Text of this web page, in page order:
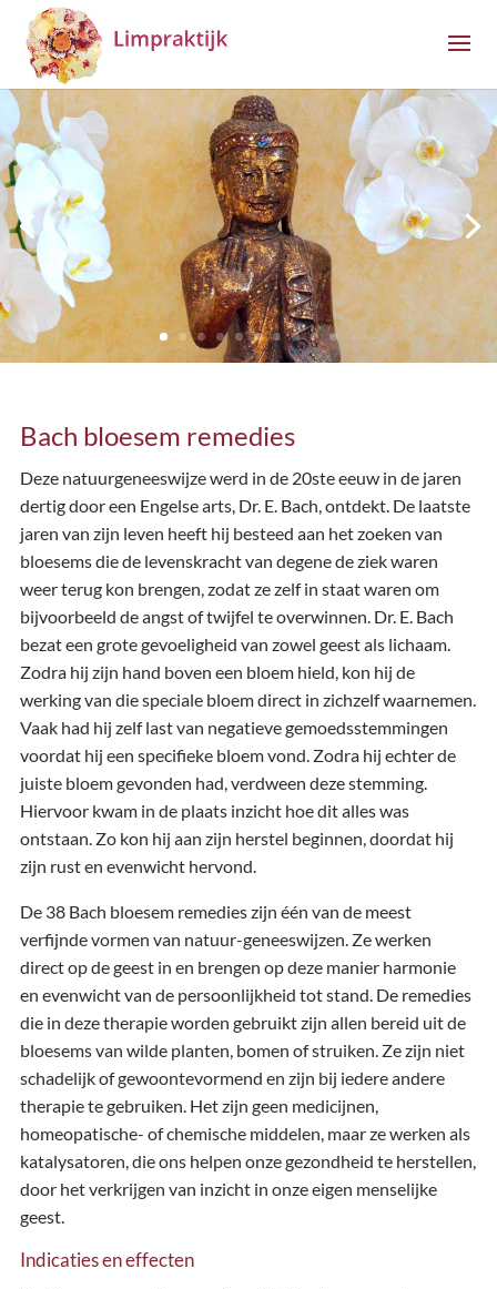
Bach bloesem remedies
Deze natuurgeneeswijze werd in de 20ste eeuw in de jaren
dertig door een Engelse arts, Dr. E. Bach, ontdekt. De laatste
jaren van zijn leven heeft hij besteed aan het zoeken van
bloesems die de levenskracht van degene de ziek waren
weer terug kon brengen, zodat ze zelf in staat waren om
bijvoorbeeld de angst of twijfel te overwinnen. Dr. E. Bach
bezat een grote gevoeligheid van zowel geest als lichaam.
Zodra hij zijn hand boven een bloem hield, kon hij de
werking van die speciale bloem direct in zichzelf waarnemen.
Vaak had hij zelf last van negatieve gemoedsstemmingen
voordat hij een specifieke bloem vond. Zodra hij echter de
juiste bloem gevonden had, verdween deze stemming.
Hiervoor kwam in de plaats inzicht hoe dit alles was
ontstaan. Zo kon hij aan zijn herstel beginnen, doordat hij
zijn rust en evenwicht hervond.
De 38 Bach bloesem remedies zijn één van de meest
verfijnde vormen van natuur-geneeswijzen. Ze werken
direct op de geest in en brengen op deze manier harmonie
en evenwicht van de persoonlijkheid tot stand. De remedies
die in deze therapie worden gebruikt zijn allen bereid uit de
bloesems van wilde planten, bomen of struiken. Ze zijn niet
schadelijk of gewoontevormend en zijn bij iedere andere
therapie te gebruiken. Het zijn geen medicijnen,
homeopatische- of chemische middelen, maar ze werken als
katalysatoren, die ons helpen onze gezondheid te herstellen,
door het verkrijgen van inzicht in onze eigen menselijke
geest.
Indicaties en effecten